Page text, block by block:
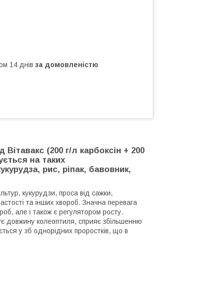
14 днів за домовленістю
(200 г/л карбоксін + 200
на таких
рис, ріпак, бавовник,
кукурудзи, проса від сажки,
та інших хвороб. Значна перевага
але і також є регулятором росту.
довжину колеоптиля, сприяє збільшенню
у зб однорідних проростків, що в